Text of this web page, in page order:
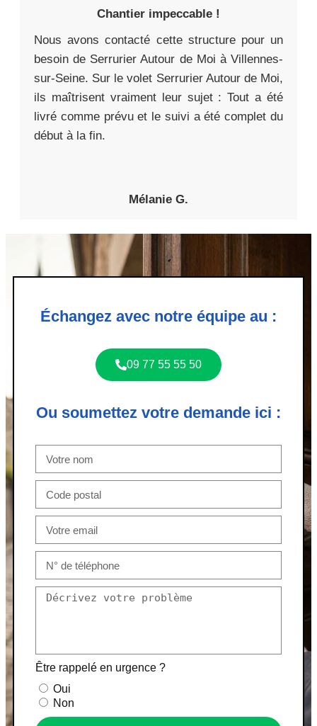
Chantier impeccable !
Nous avons contacté cette structure pour un
besoin de Serrurier Autour de Moi à Villennes-
sur-Seine. Sur le volet Serrurier Autour de Moi,
ils maîtrisent vraiment leur sujet : Tout a été
livré comme prévu et le suivi a été complet du
début à la fin.
Mélanie G.
Échangez avec notre équipe au :
09 77 55 55 50
Ou soumettez votre demande ici :
Être rappelé en urgence ?
Oui
Non